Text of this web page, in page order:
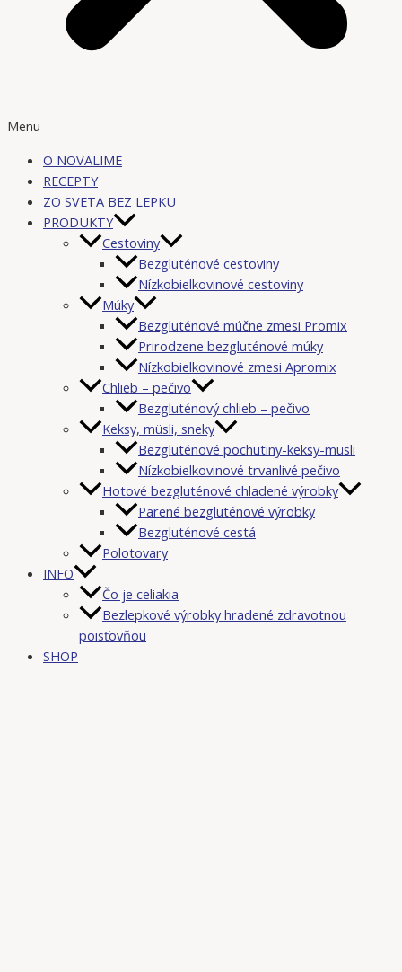
Menu
O NOVALIME
RECEPTY
ZO SVETA BEZ LEPKU
PRODUKTY
Cestoviny
Bezgluténové cestoviny
Nízkobielkovinové cestoviny
Múky
Bezgluténové múčne zmesi Promix
Prirodzene bezgluténové múky
Nízkobielkovinové zmesi Apromix
Chlieb – pečivo
Bezgluténový chlieb – pečivo
Keksy, müsli, sneky
Bezgluténové pochutiny-keksy-müsli
Nízkobielkovinové trvanlivé pečivo
Hotové bezgluténové chladené výrobky
Parené bezgluténové výrobky
Bezgluténové cestá
Polotovary
INFO
Čo je celiakia
Bezlepkové výrobky hradené zdravotnou
poisťovňou
SHOP